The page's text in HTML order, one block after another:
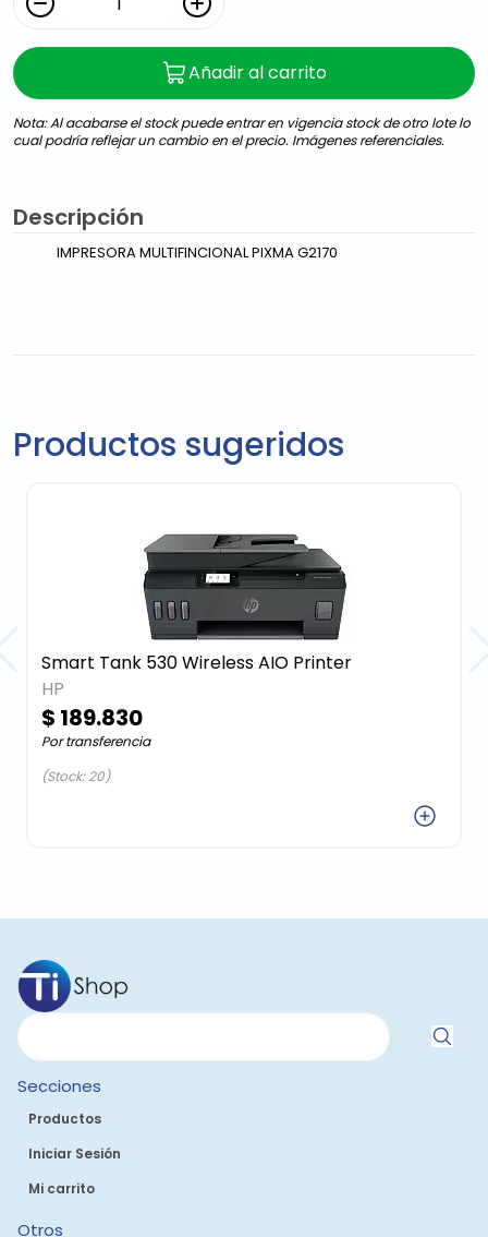
Añadir al carrito
Nota: Al acabarse el stock puede entrar en vigencia stock de otro lote lo
cual podría reflejar un cambio en el precio. Imágenes referenciales.
Descripción
IMPRESORA MULTIFINCIONAL PIXMA G2170
Productos sugeridos
Smart Tank 530 Wireless AIO Printer
HP
$ 189.830
Por transferencia
(Stock: 20)
Secciones
Productos
Iniciar Sesión
Mi carrito
Otros